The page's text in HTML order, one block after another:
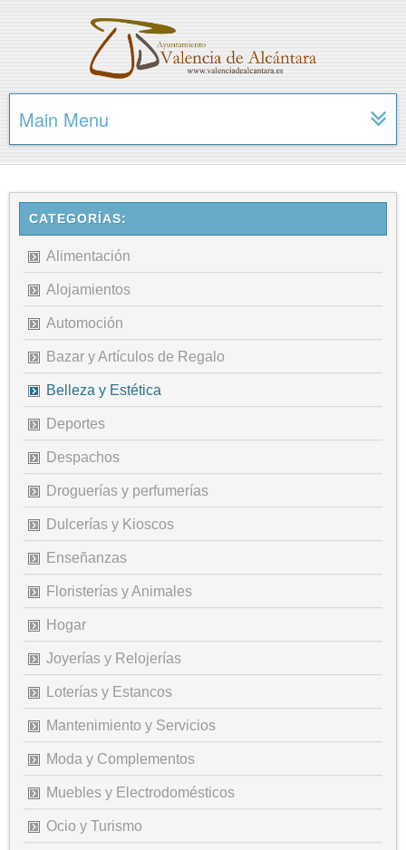
Main Menu
CATEGORÍAS:
Alimentación
Alojamientos
Automoción
Bazar y Artículos de Regalo
Belleza y Estética
Deportes
Despachos
Droguerías y perfumerías
Dulcerías y Kioscos
Enseñanzas
Floristerías y Animales
Hogar
Joyerías y Relojerías
Loterías y Estancos
Mantenimiento y Servicios
Moda y Complementos
Muebles y Electrodomésticos
Ocio y Turismo